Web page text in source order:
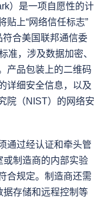
）是一项自愿性的计
贴上“网络信任标志”
符合美国联邦通信委
准，涉及数据加密、
产品包装上的二维码
详细安全信息，以及
院（NIST）的网络安
通过经认证和牵头管
制造商的内部实验
合规定。制造商还需
存储和远程控制等